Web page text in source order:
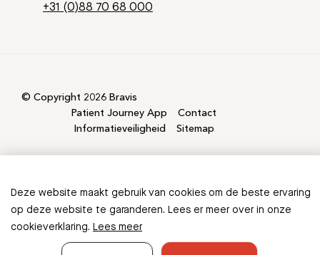
Deze website maakt gebruik van cookies om de beste ervaring
op deze website te garanderen. Lees er meer over in onze
cookieverklaring. Lees meer
Ontbreekt er informatie in
deze folder?
+31 (0)88 70 68 000
© Copyright 2026 Bravis
Patient Journey App
Contact
Informatieveiligheid
Sitemap